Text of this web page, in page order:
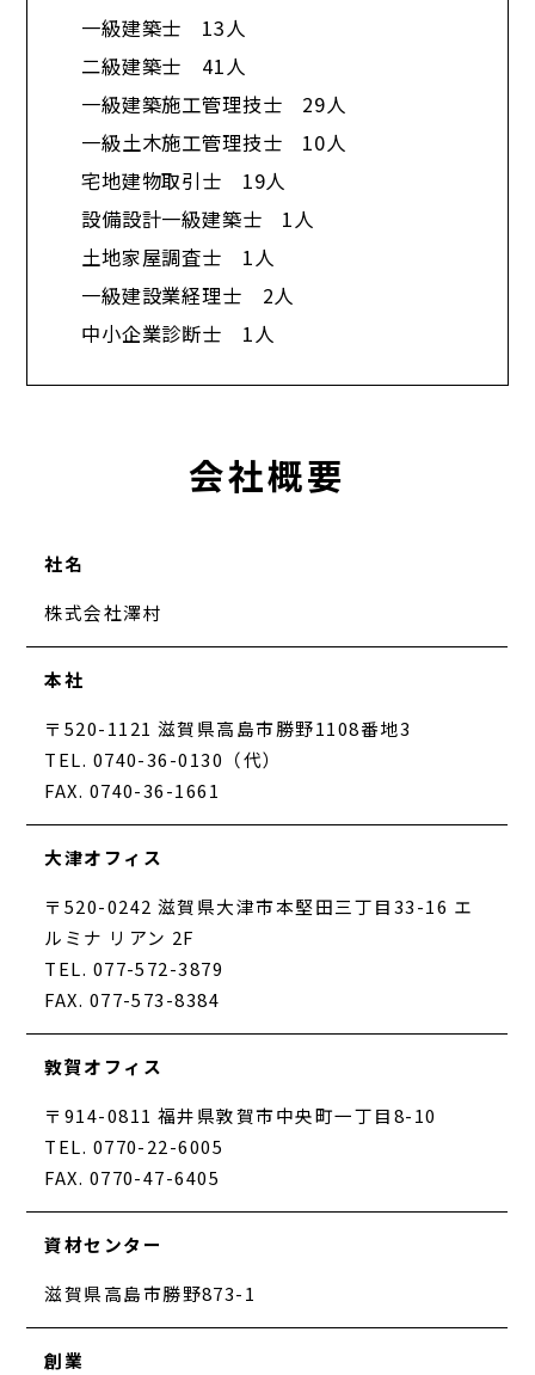
一級建築士 13人
二級建築士 41人
一級建築施工管理技士 29人
一級土木施工管理技士 10人
宅地建物取引士 19人
設備設計一級建築士 1人
土地家屋調査士 1人
一級建設業経理士 2人
中小企業診断士 1人​
会社概要
社名
株式会社澤村
本社
〒520-1121 滋賀県高島市勝野1108番地3
TEL. 0740-36-0130（代）
FAX. 0740-36-1661
大津オフィス
〒520-0242 滋賀県大津市本堅田三丁目33-16 エ
ルミナ リアン 2F
TEL. 077-572-3879
FAX. 077-573-8384
敦賀オフィス
〒914-0811 福井県敦賀市中央町一丁目8-10
TEL. 0770-22-6005
FAX. 0770-47-6405
資材センター
滋賀県高島市勝野873-1
創業